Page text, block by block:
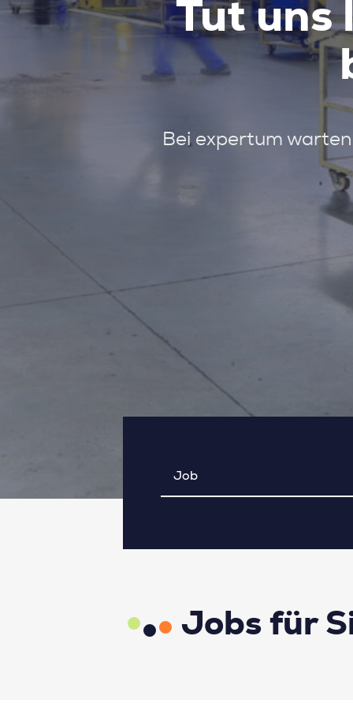
Tut uns
Bei expertum